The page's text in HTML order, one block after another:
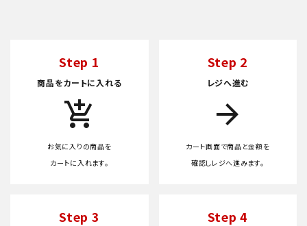
Step 1
商品をカートに入れる
add_shopping_cart
お気に入りの商品を
カートに入れます。
Step 2
レジへ進む
arrow_forward
カート画面で商品と金額を
確認しレジへ進みます。
Step 3 Step 4